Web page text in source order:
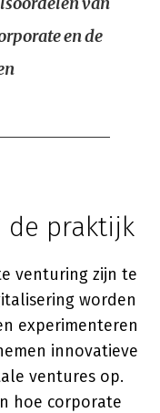
en de
de praktijk
venturing zijn te
worden
experimenteren
innovatieve
ventures op.
hoe corporate